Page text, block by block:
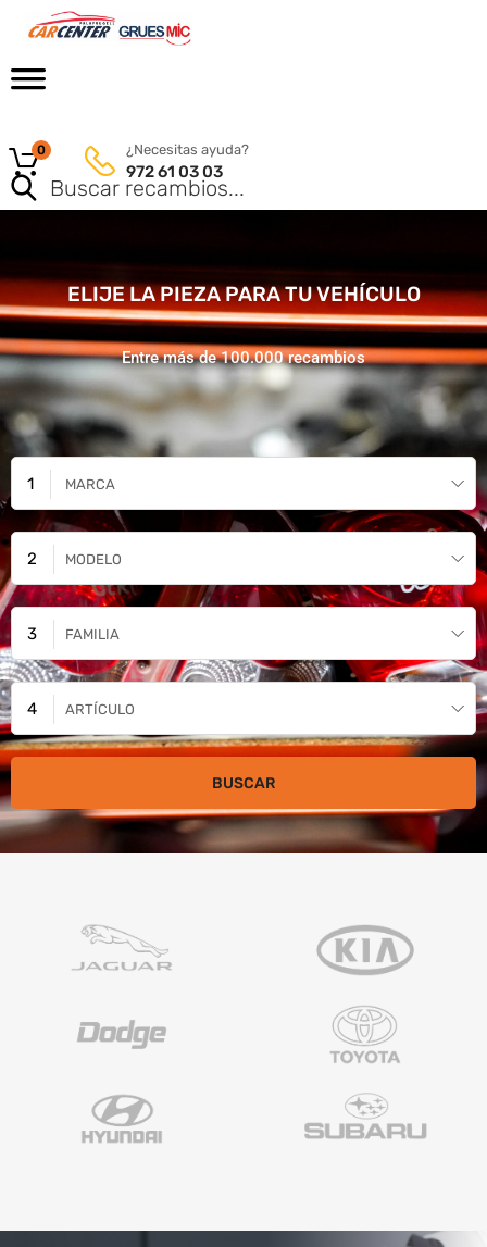
¿Necesitas ayuda?
972 61 03 03
0
ELIJE LA PIEZA PARA TU VEHÍCULO
Entre más de 100.000 recambios
MARCA
MODELO
FAMILIA
ARTÍCULO